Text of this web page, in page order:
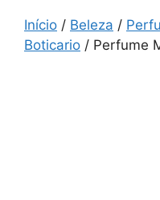
Início / Beleza /
Boticario / Perfume